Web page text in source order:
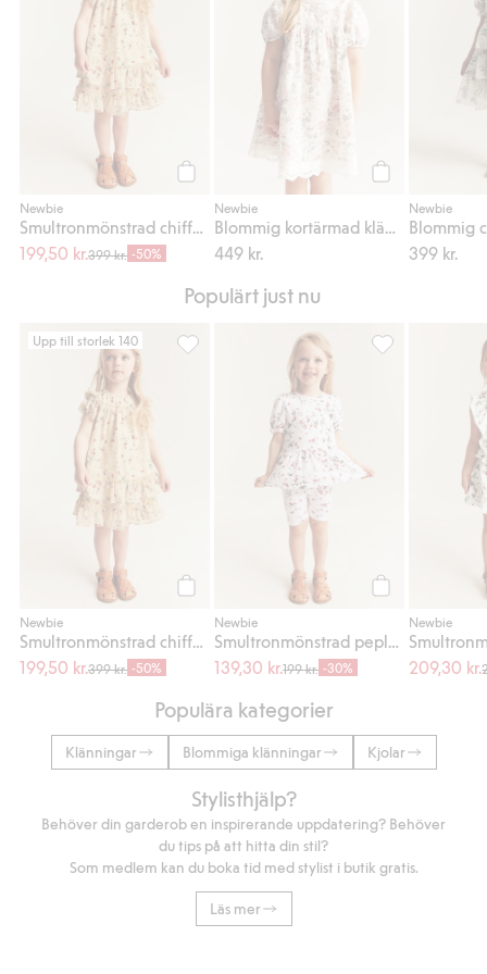
Newbie
199,50 kr.399 kr. -50%
Newbie
449 kr.
Newbie
399 kr.
Populärt just nu
Upp till storlek 140
Newbie
199,50 kr.399 kr. -50%
Smultronmönstrad chiffongklänning,
Newbie
139,30 kr.199 kr. -30%
Newbie
209,30 kr.
Populära kategorier
Klänningar Blommiga klänningar Kjolar
Stylisthjälp?
Behöver din garderob en inspirerande uppdatering? Behöver
du tips på att hitta din stil?
Som medlem kan du boka tid med stylist i butik gratis.
Läs mer